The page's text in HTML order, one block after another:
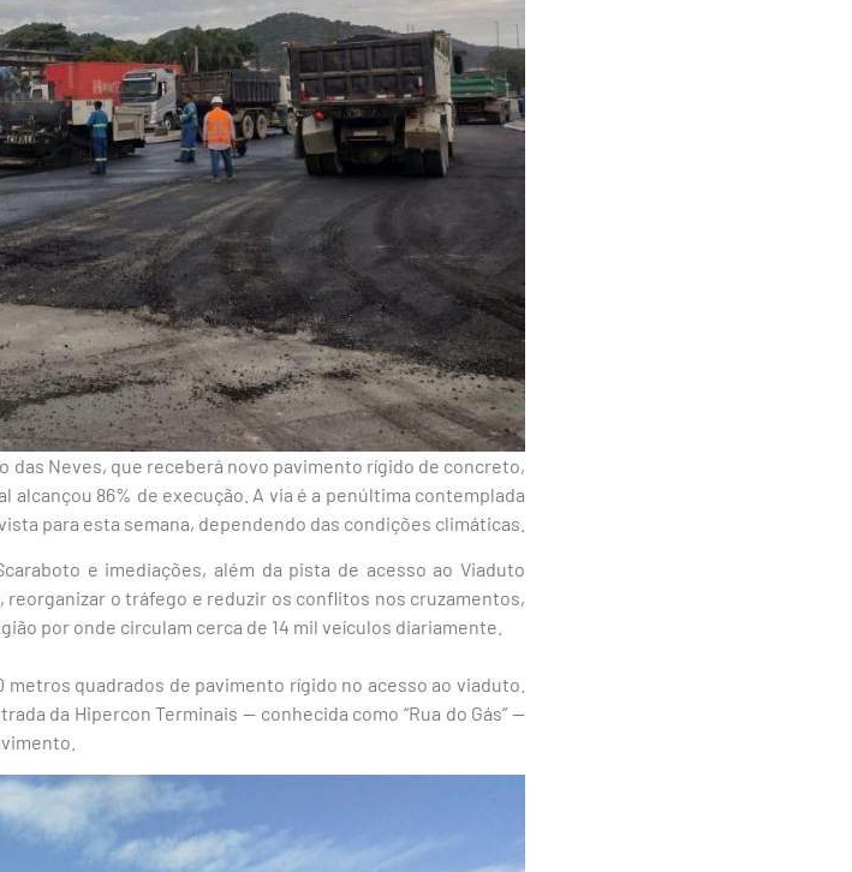
das Neves, que receberá novo pavimento rígido de concreto,
86% de execução. A via é a penúltima contemplada
para esta semana, dependendo das condições climáticas.
e imediações, além da pista de acesso ao Viaduto
reorganizar o tráfego e reduzir os conflitos nos cruzamentos,
por onde circulam cerca de 14 mil veículos diariamente.
quadrados de pavimento rígido no acesso ao viaduto.
da Hipercon Terminais — conhecida como “Rua do Gás” —